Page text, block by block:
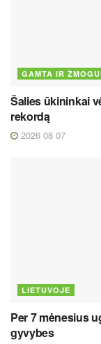
GAMTA IR
Šalies ūkininkai
rekordą
2026 08 07
LIETUVOJE
Per 7 mėnesius
gyvybes